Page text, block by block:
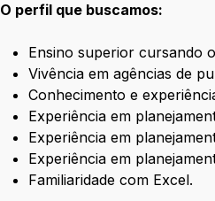
O perfil que buscamos:
Ensino superior cursando
Vivência em agências de
Conhecimento e
Experiência em
Experiência em
Experiência em
Familiaridade com Excel.